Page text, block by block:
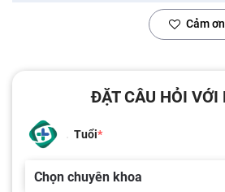
Cảm ơn
ĐẶT CÂU HỎI VỚI
Tuổi
Chọn chuyên khoa